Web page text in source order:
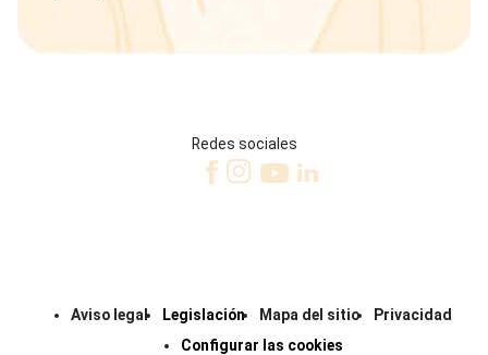
Redes sociales
Aviso legal Legislación Mapa del sitio
Privacidad
Configurar las cookies